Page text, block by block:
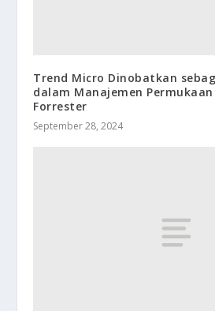
Trend Micro Dinobatkan
dalam Manajemen
Forrester
September 28, 2024